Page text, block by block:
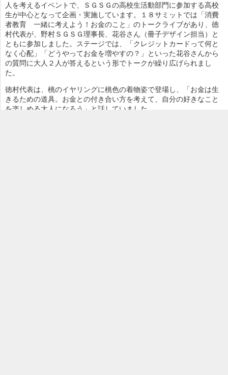
人を考えるイベントで、ＳＧＳＧの高校生活動部門に参加する高校
生が中心となって企画・実施しています。１８サミットでは「消費
者教育 一緒に考えよう！お金のこと」のトークライブがあり、徳
村代表が、野村ＳＧＳＧ理事長、花谷さん（冊子デザイン担当）と
ともに参加しました。ステージでは、「クレジットカードって何と
なく心配」「どうやってお金を増やすの？」といった花谷さんから
の質問に大人２人が答えるという形でトークが繰り広げられまし
た。
徳村代表は、桃のイヤリングに桃色の着物姿で登場し、「お金は生
きるための道具。お金との付き合い方を考えて、自分の好きなこと
を楽しめる大人になろう」と話していました。